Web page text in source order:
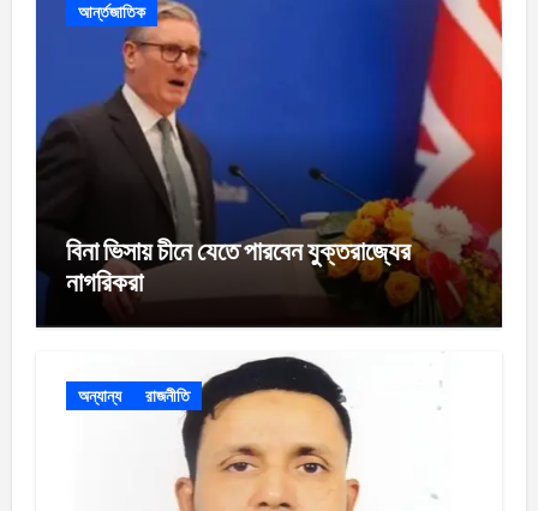
আর্ন্তজাতিক
বিনা ভিসায় চীনে যেতে পারবেন যুক্তরাজ্যের
নাগরিকরা
অন্যান্য রাজনীতি